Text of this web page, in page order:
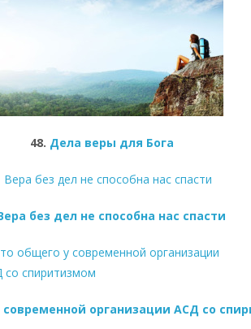
48. Дела веры для Бога
без дел не способна нас спасти
организации АСД со